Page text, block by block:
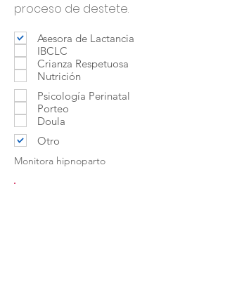
proceso de destete.
Asesora de Lactancia
IBCLC
Crianza Respetuosa
Nutrición
Psicología Perinatal
Porteo
Doula
Otro
Monitora hipnoparto